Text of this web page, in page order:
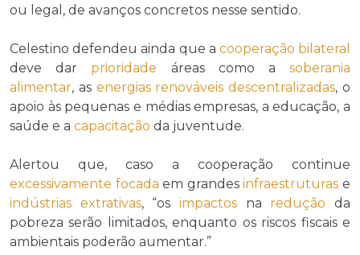
ou legal, de avanços concretos nesse sentido.
Celestino defendeu ainda que a cooperação bilateral
deve dar prioridade áreas como asoberania
alimentar, as energias renováveis descentralizadas, o
apoio às pequenas e médias empresas, a educação, a
saúde e a capacitação da juventude.
Alertou que, caso a cooperação continue
excessivamente focada em grandesinfraestruturas e
indústrias extrativas, “osimpactos na redução da
pobreza serão limitados, enquanto os riscos fiscais e
ambientais poderão aumentar.”